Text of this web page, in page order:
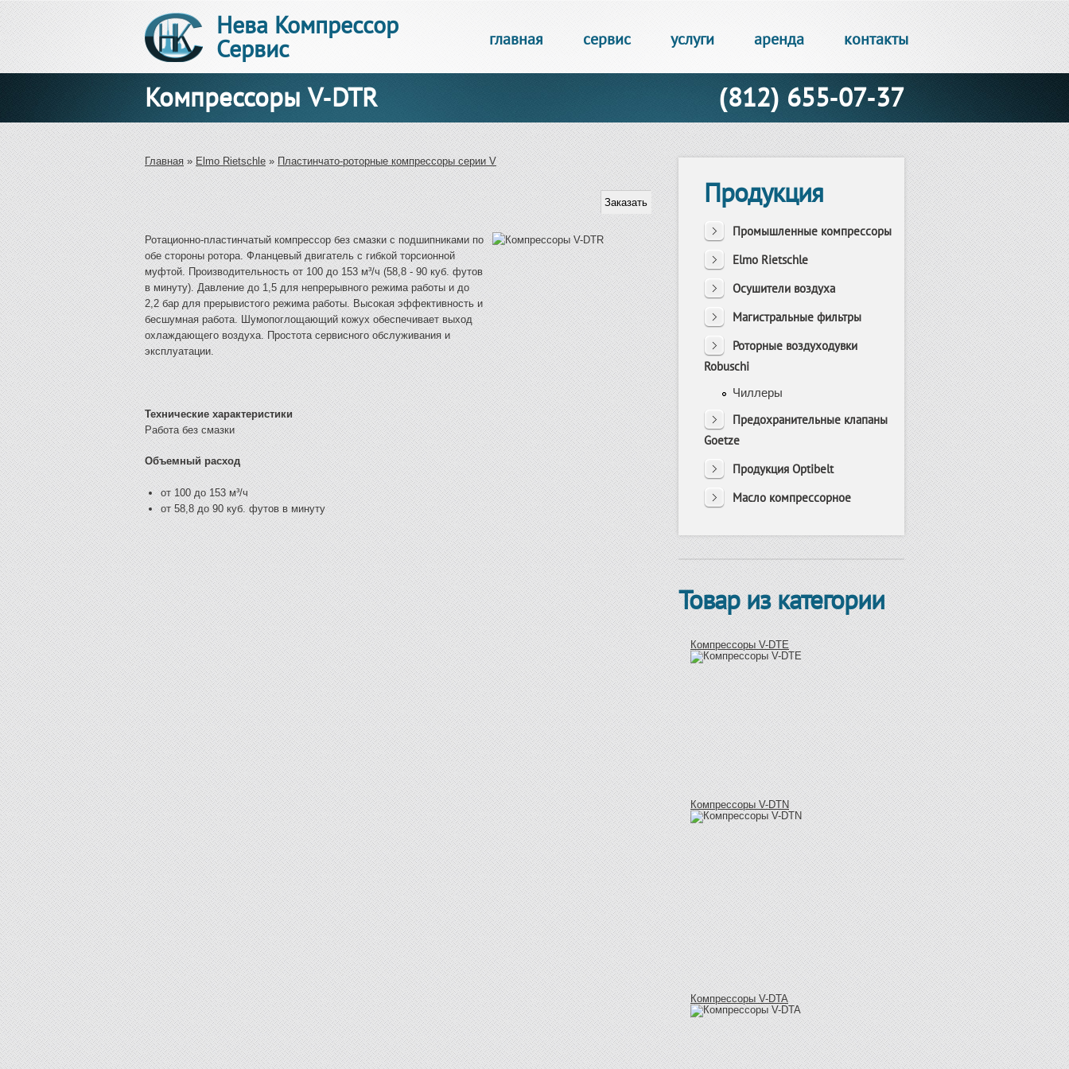
Нева Компрессор
Сервис главная сервис услуги аренда контакты
Компрессоры V-DTR (812) 655-07-37
Вы здесь
Главная»Elmo Rietschle»Пластинчато-роторные компрессоры серии V
Ротационно-пластинчатый компрессор без смазки с подшипниками по
обе стороны ротора. Фланцевый двигатель с гибкой торсионной
муфтой. Производительность от 100 до 153 м³/ч (58,8 - 90 куб. футов
в минуту). Давление до 1,5 для непрерывного режима работы и до
2,2 бар для прерывистого режима работы. Высокая эффективность и
бесшумная работа. Шумопоглощающий кожух обеспечивает выход
охлаждающего воздуха. Простота сервисного обслуживания и
эксплуатации.
Технические характеристики
Работа без смазки
Объемный расход
от 100 до 153 м³/ч
от 58,8 до 90 куб. футов в минуту
Продукция
Промышленные компрессоры
Elmo Rietschle
Осушители воздуха
Магистральные фильтры
Роторные воздуходувки
Robuschi
Чиллеры
Предохранительные клапаны
Goetze
Продукция Optibelt
Масло компрессорное
Товар из категории
Компрессоры V-DTE
Компрессоры V-DTN
Компрессоры V-DTA